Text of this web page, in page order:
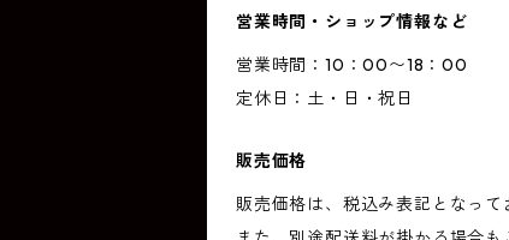
営業時間・ショップ情報など
営業時間：10：00〜18：00
定休日：土・日・祝日
販売価格
販売価格は、税込み表記となって